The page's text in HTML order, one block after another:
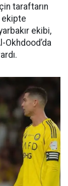
taraftarın
ekipte
ekibi,